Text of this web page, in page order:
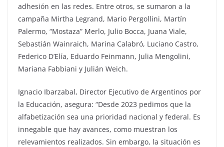
adhesión en las redes. Entre otros, se sumaron a la
campaña Mirtha Legrand, Mario Pergollini, Martín
Palermo, “Mostaza” Merlo, Julio Bocca, Juana Viale,
Sebastián Wainraich, Marina Calabró, Luciano Castro,
Federico D’Elía, Eduardo Feinmann, Julia Mengolini,
Mariana Fabbiani y Julián Weich.
Ignacio Ibarzabal, Director Ejecutivo de Argentinos por
la Educación, asegura: “Desde 2023 pedimos que la
alfabetización sea una prioridad nacional y federal. Es
innegable que hay avances, como muestran los
relevamientos realizados. Sin embargo, la situación es